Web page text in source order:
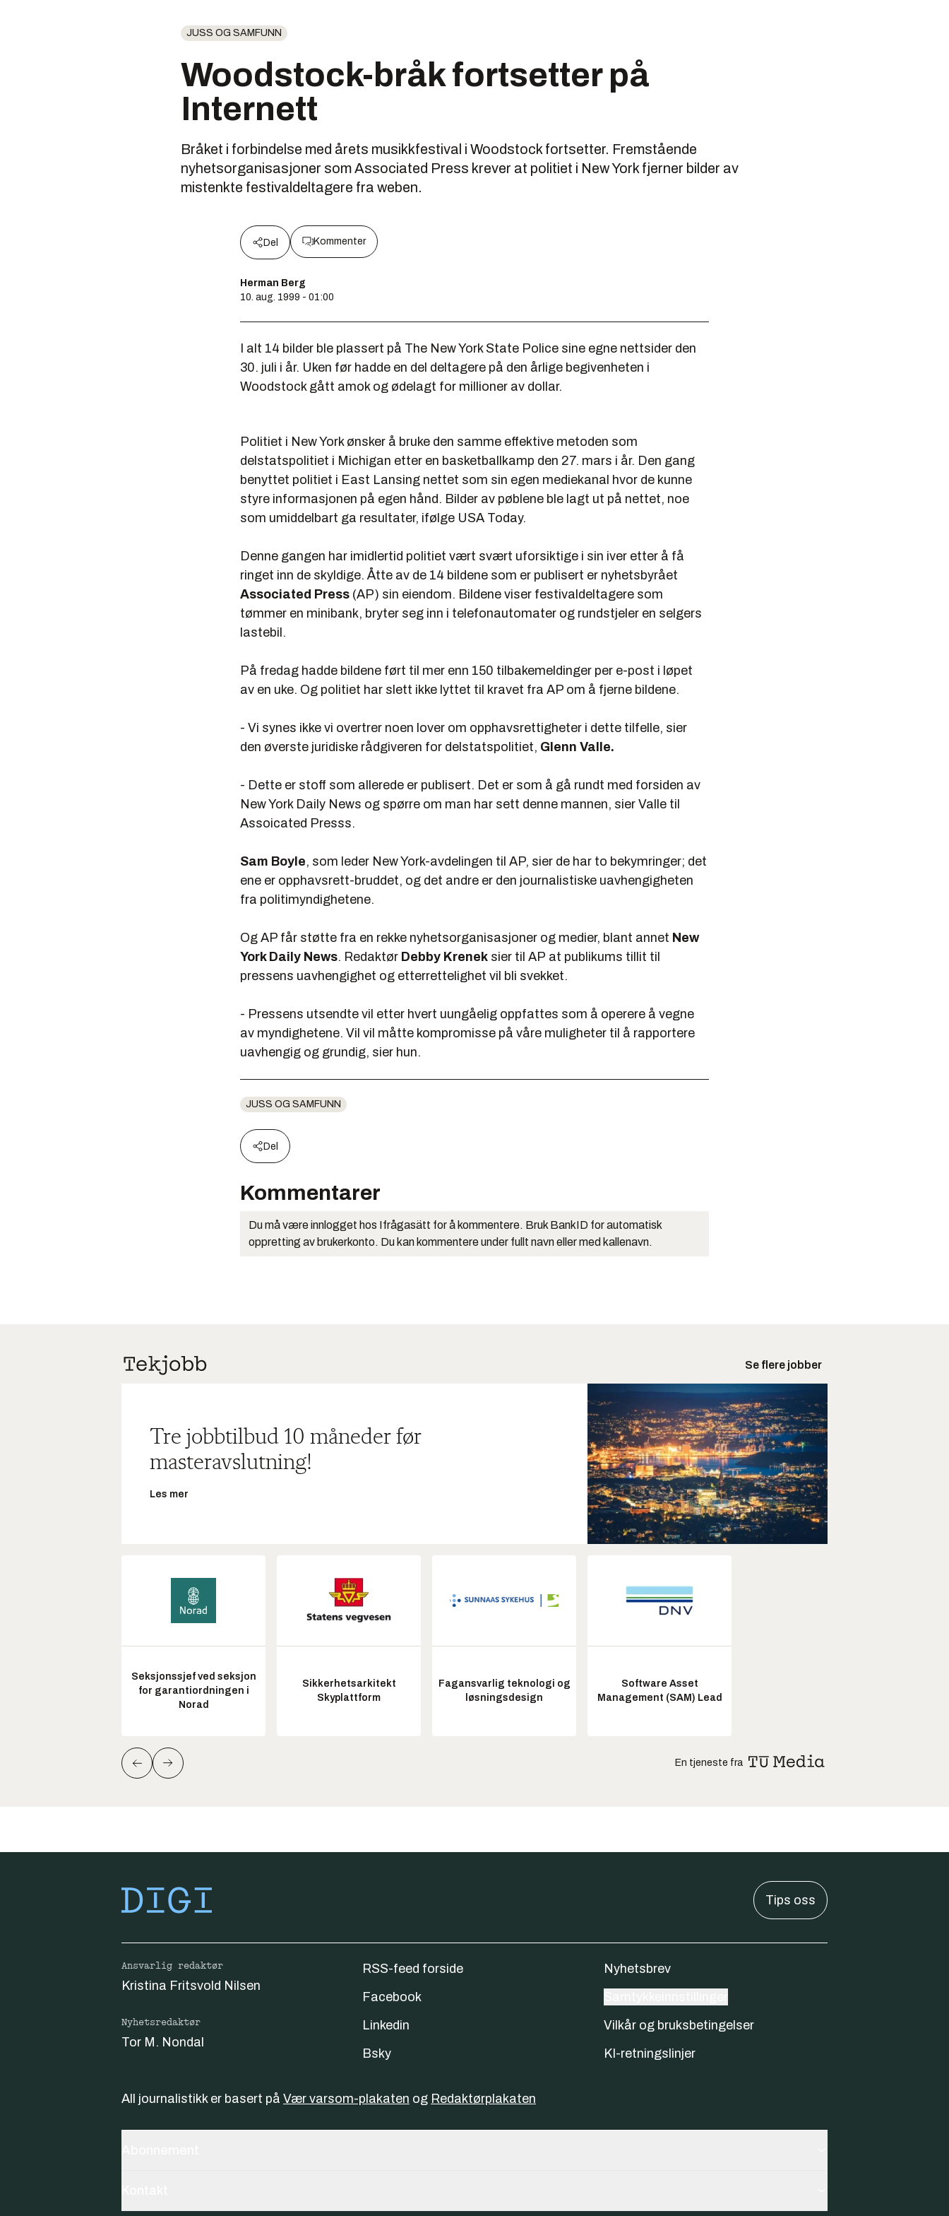
JUSS OG SAMFUNN
Woodstock-bråk fortsetter på
Internett
Bråket i forbindelse med årets musikkfestival i Woodstock fortsetter. Fremstående
nyhetsorganisasjoner som Associated Press krever at politiet i New York fjerner bilder av
mistenkte festivaldeltagere fra weben.
Del Kommenter
Herman Berg
10. aug. 1999 - 01:00
I alt 14 bilder ble plassert på The New York State Police sine egne nettsider den
30. juli i år. Uken før hadde en del deltagere på den årlige begivenheten i
Woodstock gått amok og ødelagt for millioner av dollar.
Politiet i New York ønsker å bruke den samme effektive metoden som
delstatspolitiet i Michigan etter en basketballkamp den 27. mars i år. Den gang
benyttet politiet i East Lansing nettet som sin egen mediekanal hvor de kunne
styre informasjonen på egen hånd. Bilder av pøblene ble lagt ut på nettet, noe
som umiddelbart ga resultater, ifølge USA Today.
Denne gangen har imidlertid politiet vært svært uforsiktige i sin iver etter å få
ringet inn de skyldige. Åtte av de 14 bildene som er publisert er nyhetsbyrået
Associated Press (AP) sin eiendom. Bildene viser festivaldeltagere som
tømmer en minibank, bryter seg inn i telefonautomater og rundstjeler en selgers
lastebil.
På fredag hadde bildene ført til mer enn 150 tilbakemeldinger per e-post i løpet
av en uke. Og politiet har slett ikke lyttet til kravet fra AP om å fjerne bildene.
- Vi synes ikke vi overtrer noen lover om opphavsrettigheter i dette tilfelle, sier
den øverste juridiske rådgiveren for delstatspolitiet, Glenn Valle.
- Dette er stoff som allerede er publisert. Det er som å gå rundt med forsiden av
New York Daily News og spørre om man har sett denne mannen, sier Valle til
Assoicated Presss.
Sam Boyle, som leder New York-avdelingen til AP, sier de har to bekymringer; det
ene er opphavsrett-bruddet, og det andre er den journalistiske uavhengigheten
fra politimyndighetene.
Og AP får støtte fra en rekke nyhetsorganisasjoner og medier, blant annet New
York Daily News. Redaktør Debby Krenek sier til AP at publikums tillit til
pressens uavhengighet og etterrettelighet vil bli svekket.
- Pressens utsendte vil etter hvert uungåelig oppfattes som å operere å vegne
av myndighetene. Vil vil måtte kompromisse på våre muligheter til å rapportere
uavhengig og grundig, sier hun.
JUSS OG SAMFUNN
Del
Kommentarer
Du må være innlogget hos Ifrågasätt for å kommentere. Bruk BankID for automatisk
oppretting av brukerkonto. Du kan kommentere under fullt navn eller med kallenavn.
Se flere jobber
Tre jobbtilbud 10 måneder før
masteravslutning!
Les mer
Seksjonssjef ved seksjon
for garantiordningen i
Norad
Sikkerhetsarkitekt
Skyplattform
Fagansvarlig teknologi og
løsningsdesign
Software Asset
Management (SAM) Lead
En tjeneste fra
Tips oss
Ansvarlig redaktør
Kristina Fritsvold Nilsen
Nyhetsredaktør
Tor M. Nondal
RSS-feed forside
Facebook
Linkedin
Bsky
Nyhetsbrev
Vilkår og bruksbetingelser
KI-retningslinjer
All journalistikk er basert på Vær varsom-plakaten og Redaktørplakaten